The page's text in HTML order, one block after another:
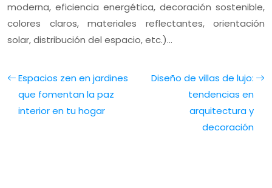
moderna, eficiencia energética, decoración sostenible,
colores claros, materiales reflectantes, orientación
solar, distribución del espacio, etc.)…
Espacios zen en jardines
que fomentan la paz
interior en tu hogar
Diseño de villas de lujo:
tendencias en
arquitectura y
decoración